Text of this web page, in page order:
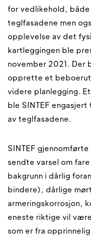
for vedlikehold,
teglfasadene men
opplevelse av det
kartleggingen ble
november 2021. Der
opprette et
videre planlegging.
ble SINTEF
av teglfasadene.
SINTEF
sendte varsel om
bakgrunn i dårlig
bindere), dårlige
armeringskorrosjon,
eneste riktige vil
som er fra